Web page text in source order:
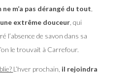
ne m’a pas dérangé du tout,
une extrême douceur, qui
l’absence de savon dans sa
le trouvait à Carrefour.
L’hver prochain, il rejoindra